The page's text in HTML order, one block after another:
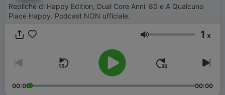
Repliche di Happy Edition, Dual Core Anni '80 e A Qualcuno
Piace Happy. Podcast NON ufficiale.
Volume 1 x
00:00 00:00